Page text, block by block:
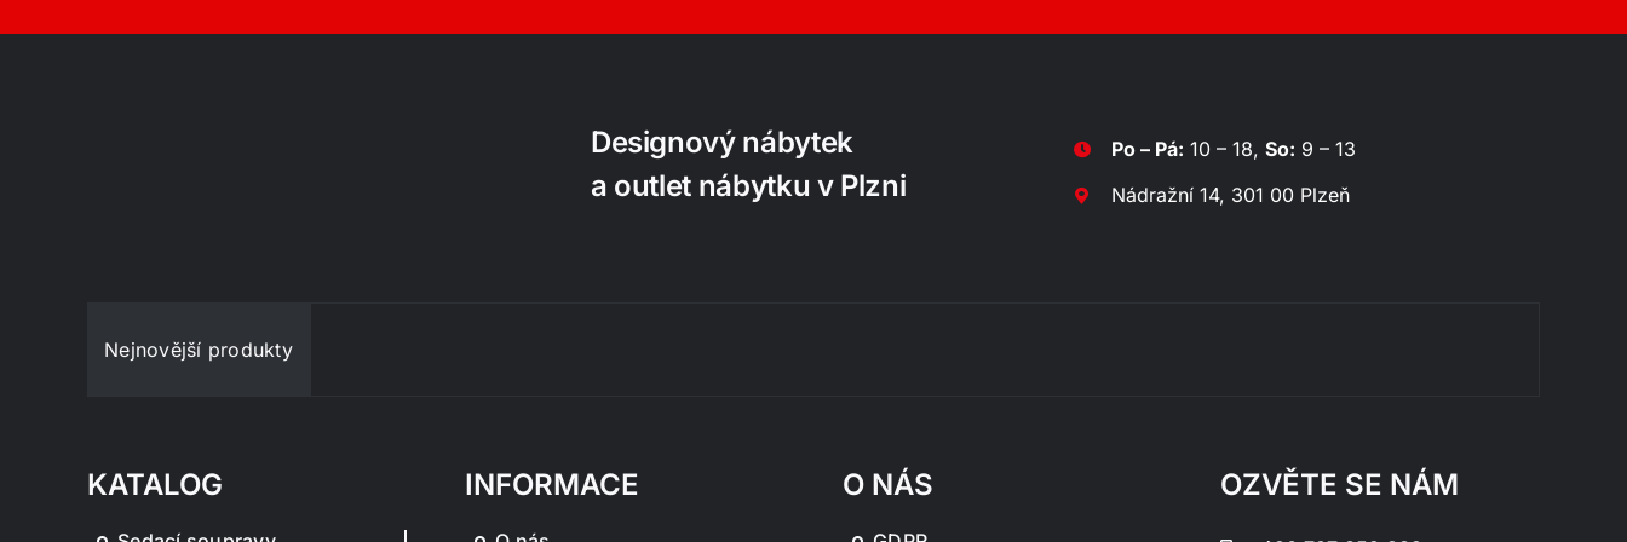
Designový nábytek
a outlet nábytku v Plzni
Po – Pá: 10 – 18,So: 9 – 13
Nádražní 14, 301 00 Plzeň
Nejnovější produkty
KATALOG INFORMACE O NÁS OZVĚTE SE NÁM